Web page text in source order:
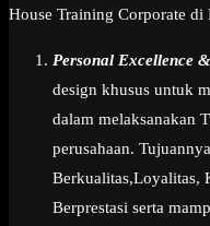
House Training Corporate di
Personal Excellence
design khusus untuk
dalam melaksanakan
perusahaan.
Berkualitas,Loyalitas,
Berprestasi serta